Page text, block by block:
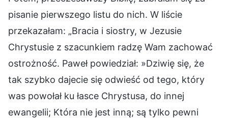
pisanie pierwszego listu do nich. W liście
przekazałam: „Bracia i siostry, w Jezusie
Chrystusie z szacunkiem radzę Wam zachować
ostrożność. Paweł powiedział: »Dziwię się, że
tak szybko dajecie się odwieść od tego, który
was powołał ku łasce Chrystusa, do innej
ewangelii; Która nie jest inną; są tylko pewni